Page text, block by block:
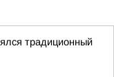
традиционный